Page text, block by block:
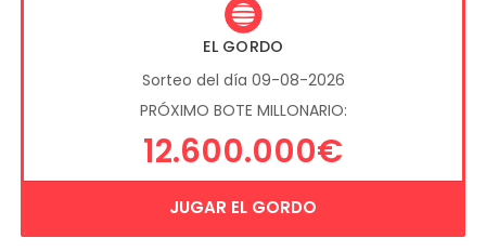
EL GORDO
Sorteo del día 09-08-2026
PRÓXIMO BOTE MILLONARIO:
12.600.000€
JUGAR EL GORDO